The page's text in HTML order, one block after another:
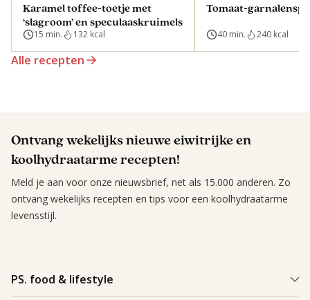
Karamel toffee-toetje met
‘slagroom’ en speculaaskruimels
15 min. 132 kcal
Tomaat-
40 min. 240 kcal
Alle recepten
Ontvang wekelijks nieuwe eiwitrijke en
koolhydraatarme recepten!
Meld je aan voor onze nieuwsbrief, net als 15.000 anderen. Zo
ontvang wekelijks recepten en tips voor een koolhydraatarme
levensstijl.
PS. food & lifestyle